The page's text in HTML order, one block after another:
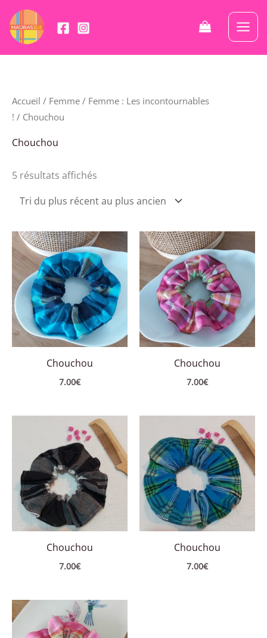
Aller
au
contenu
Accueil / Femme / Femme : Les incontournables
! / Chouchou
Chouchou
5 résultats affichés
Trié
du
Chouchou
7.00€
Chouchou
7.00€
Chouchou
7.00€
Chouchou
7.00€